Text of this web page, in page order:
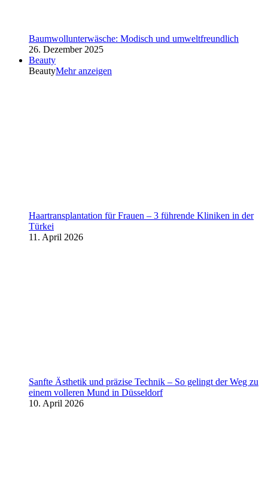
Baumwollunterwäsche: Modisch und umweltfreundlich
26. Dezember 2025
Beauty
BeautyMehr anzeigen
Haartransplantation für Frauen – 3 führende Kliniken in der
Türkei
11. April 2026
Sanfte Ästhetik und präzise Technik – So gelingt der Weg zu
einem volleren Mund in Düsseldorf
10. April 2026